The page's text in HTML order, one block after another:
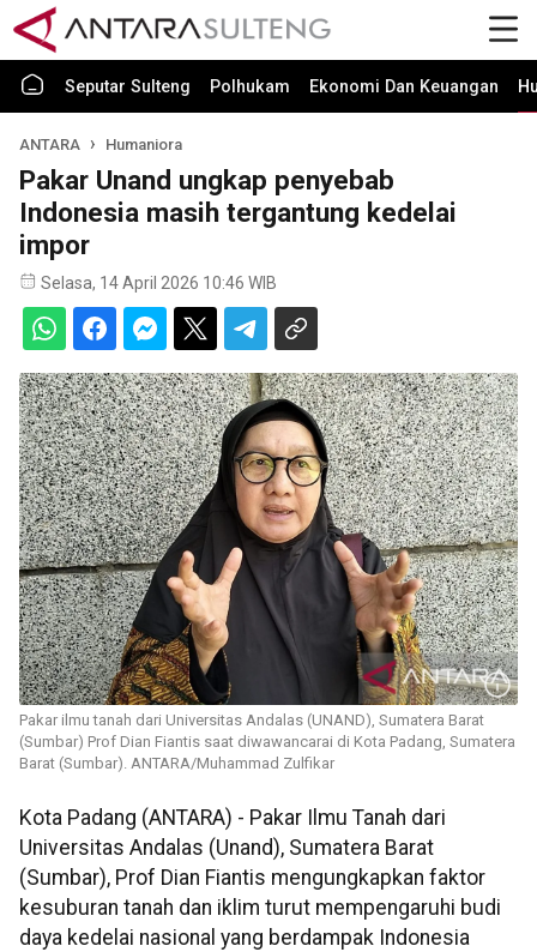
Seputar Sulteng Polhukam Ekonomi Dan Keuangan
ANTARA Humaniora
Pakar Unand ungkap penyebab
Indonesia masih tergantung kedelai
impor
Selasa, 14 April 2026 10:46 WIB
Pakar ilmu tanah dari Universitas Andalas (UNAND), Sumatera Barat
(Sumbar) Prof Dian Fiantis saat diwawancarai di Kota Padang, Sumatera
Barat (Sumbar). ANTARA/Muhammad Zulfikar
Kota Padang (ANTARA) - Pakar Ilmu Tanah dari
Universitas Andalas (Unand), Sumatera Barat
(Sumbar), Prof Dian Fiantis mengungkapkan faktor
kesuburan tanah dan iklim turut mempengaruhi budi
daya kedelai nasional yang berdampak Indonesia